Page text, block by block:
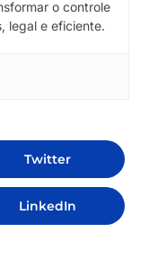
o controle
legal e eficiente.
Twitter
LinkedIn